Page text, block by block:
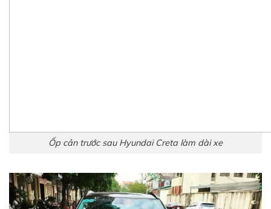
Ốp cản trước sau Hyundai Creta làm dài xe